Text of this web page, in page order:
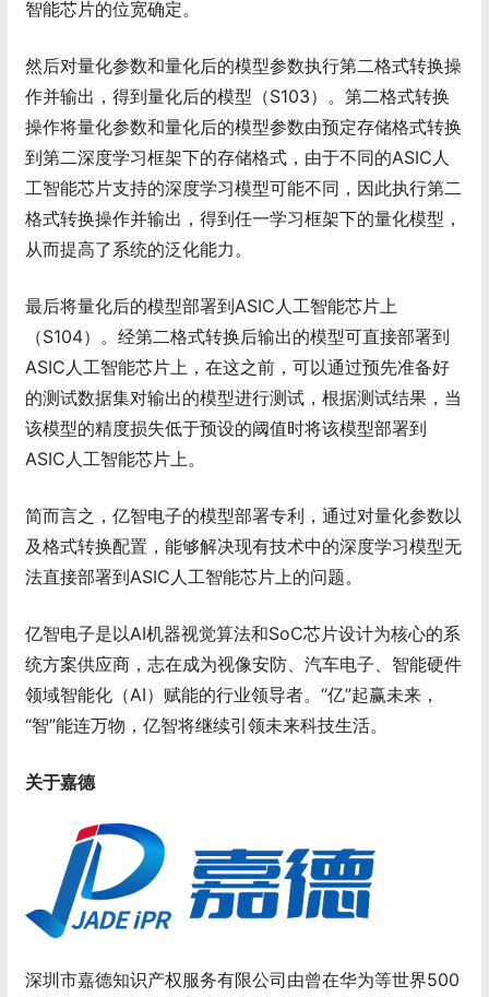
智能芯片的位宽确定。
然后对量化参数和量化后的模型参数执行第二格式转换操
作并输出，得到量化后的模型（S103）。第二格式转换
操作将量化参数和量化后的模型参数由预定存储格式转换
到第二深度学习框架下的存储格式，由于不同的ASIC人
工智能芯片支持的深度学习模型可能不同，因此执行第二
格式转换操作并输出，得到任一学习框架下的量化模型，
从而提高了系统的泛化能力。
最后将量化后的模型部署到ASIC人工智能芯片上
（S104）。经第二格式转换后输出的模型可直接部署到
ASIC人工智能芯片上，在这之前，可以通过预先准备好
的测试数据集对输出的模型进行测试，根据测试结果，当
该模型的精度损失低于预设的阈值时将该模型部署到
ASIC人工智能芯片上。
简而言之，亿智电子的模型部署专利，通过对量化参数以
及格式转换配置，能够解决现有技术中的深度学习模型无
法直接部署到ASIC人工智能芯片上的问题。
亿智电子是以AI机器视觉算法和SoC芯片设计为核心的系
统方案供应商，志在成为视像安防、汽车电子、智能硬件
领域智能化（AI）赋能的行业领导者。“亿”起赢未来，
“智”能连万物，亿智将继续引领未来科技生活。
关于嘉德
深圳市嘉德知识产权服务有限公司由曾在华为等世界500